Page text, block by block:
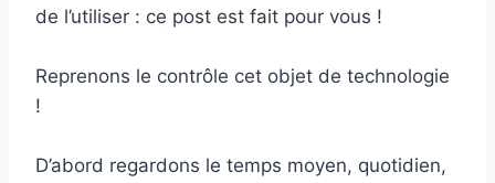
de l’utiliser : ce post est fait pour vous !
Reprenons le contrôle cet objet de technologie
!
D’abord regardons le temps moyen, quotidien,